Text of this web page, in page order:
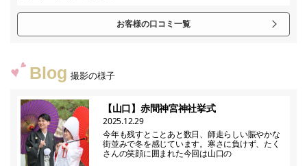
お客様の口コミ一覧
Blog 撮影の様子
【山口】赤間神宮神社挙式
2025.12.29
今年も残すとことあと数日、師走らしい賑やかな
街並みで冬を感じています。寒さに負けず、たく
さんの笑顔に囲まれた今回は山口の